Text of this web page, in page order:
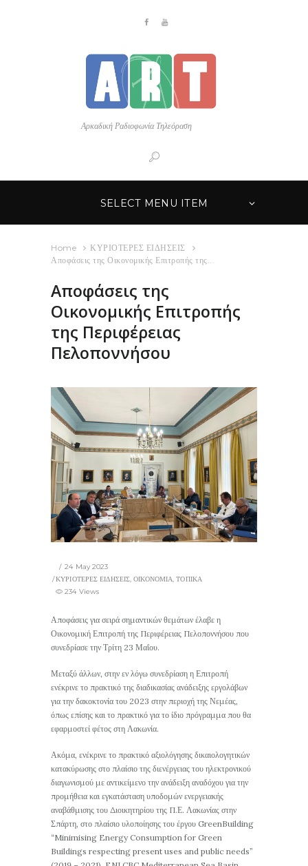
Αρκαδική Ραδιοφωνία Τηλεόραση
SELECT MENU ITEM
Home
ΚΥΡΙΟΤΕΡΕΣ ΕΙΔΗΣΕΙΣ
Αποφάσεις της Οικονομικής Επιτροπής της...
Αποφάσεις της
Οικονομικής Επιτροπής
της Περιφέρειας
Πελοποννήσου
24 May 2023
ΚΥΡΙΟΤΕΡΕΣ ΕΙΔΗΣΕΙΣ,ΟΙΚΟΝΟΜΙΑ,ΤΟΠΙΚΑ
234 Views
Αποφάσεις για σειρά σημαντικών θεμάτων έλαβε η
Οικονομική Επιτροπή της Περιφέρειας Πελοποννήσου που
συνεδρίασε την Τρίτη 23 Μαΐου.
Μεταξύ άλλων, στην εν λόγω συνεδρίαση η Επιτροπή
ενέκρινε το πρακτικό της διαδικασίας ανάδειξης εργολάβων
για την δακοκτονία του 2023 στην περιοχή της Νεμέας,
όπως επίσης και το πρακτικό για το ίδιο πρόγραμμα που θα
εφαρμοστεί φέτος στη Λακωνία.
Ακόμα, ενέκρινε το πρακτικό αξιολόγησης δικαιολογητικών
κατακύρωσης στο πλαίσιο της διενέργειας του ηλεκτρονικού
διαγωνισμού με αντικείμενο την ανάδειξη αναδόχου για την
προμήθεια και εγκατάσταση υποδομών ενεργειακής
αναβάθμισης του Διοικητηρίου της Π.Ε. Λακωνίας στην
Σπάρτη, στο πλαίσιο υλοποίησης του έργου GreenBuilding
“Minimising Energy Consumption for Green
Buildings respecting present uses and public needs”